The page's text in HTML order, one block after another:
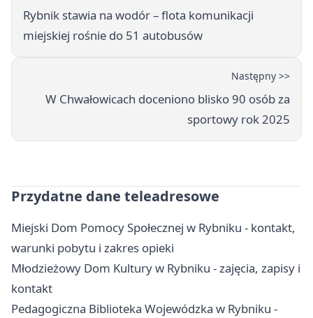
Rybnik stawia na wodór – flota komunikacji
miejskiej rośnie do 51 autobusów
Następny >>
W Chwałowicach doceniono blisko 90 osób za
sportowy rok 2025
Przydatne dane teleadresowe
Miejski Dom Pomocy Społecznej w Rybniku - kontakt,
warunki pobytu i zakres opieki
Młodzieżowy Dom Kultury w Rybniku - zajęcia, zapisy i
kontakt
Pedagogiczna Biblioteka Wojewódzka w Rybniku -